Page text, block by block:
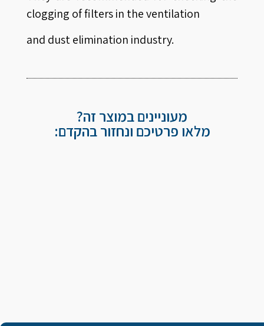
clogging of filters in the ventilation
and dust elimination industry.
מעוניינים במוצר זה?
מלאו פרטיכם ונחזור בהקדם: